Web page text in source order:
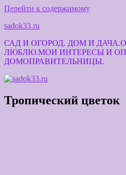
Перейти к содержимому
sadok33.ru
САД И ОГОРОД. ДОМ И
ЛЮБЛЮ.МОИ ИНТЕРЕСЫ И
ДОМОПРАВИТЕЛЬНИЦЫ.
Тропический цветок